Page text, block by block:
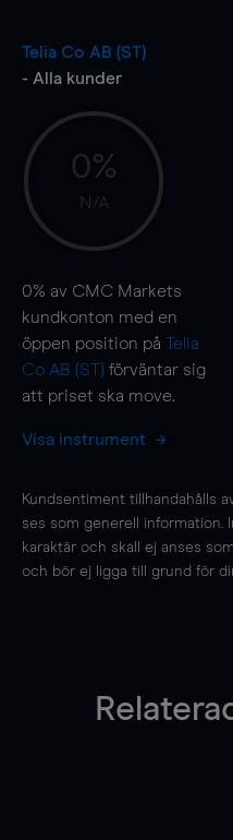
Telia Co AB (ST)
- Alla kunder
0%
N/A
0% av CMC Markets
kundkonton med en
öppen position på Telia
Co AB (ST) förväntar sig
att priset ska move.
Visa instrument
Kundsentiment tillhandahålls
ses som generell information.
karaktär och skall ej anses
och bör ej ligga till grund för